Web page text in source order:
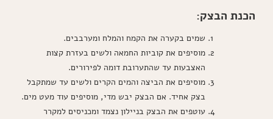
הכנת הבצק:
שמים בקערה את הקמח והמלח ומערבבים.
מוסיפים את קוביות החמאה ולשים בעזרת קצות
האצבעות עד שהתערובת דומה לפירורים.
מוסיפים את הביצה והמים הקרים ולשים עד שמתקבל
בצק אחיד. אם הבצק יבש מדי, מוסיפים עוד מעט מים.
עוטפים את הבצק בניילון נצמד ומכניסים למקרר